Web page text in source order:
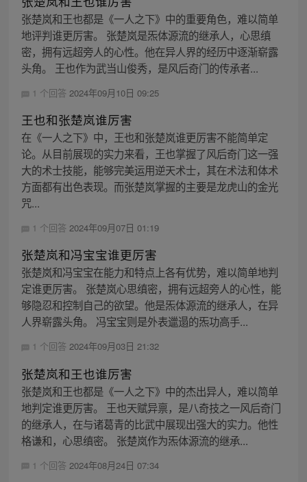
张楚岚和王也都是《一人之下》中的重要角色，难以简单
地评判谁更厉害。 张楚岚是炁体源流的继承人，心思缜
密，拥有远超旁人的心性。他在异人界的经历中逐渐崭露
头角。 王也作为武当山俊秀，是风后奇门的传承者...
1 个回答 2024年09月10日 09:25
王也和张楚岚谁厉害
在《一人之下》中，王也和张楚岚谁更厉害不能简单定
论。从目前展现的实力来看，王也掌握了风后奇门这一强
大的术士技能，能够完美运用逆天术士，其在术法和体术
方面都有出色表现。而张楚岚掌握的主要是龙虎山的金光
咒...
1 个回答 2024年09月07日 01:19
张楚岚和冯宝宝谁更厉害
张楚岚和冯宝宝在能力和特点上各有优势，难以简单地判
定谁更厉害。 张楚岚心思缜密，拥有远超旁人的心性，能
够隐忍和控制自己的欲望。他是炁体源流的继承人，在异
人界崭露头角。 冯宝宝则是外表邋遢的炁功高手...
1 个回答 2024年09月03日 21:32
张楚岚和王也谁厉害
张楚岚和王也都是《一人之下》中的杰出异人，难以简单
地判定谁更厉害。 王也天赋异禀，是八奇技之一风后奇门
的继承人，在与诸葛青的比武中展现出强大的实力。他性
格谦和，心思缜密。 张楚岚作为炁体源流的继承...
1 个回答 2024年08月24日 07:34